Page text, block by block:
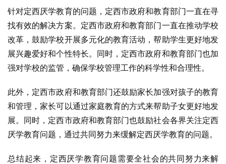
针对定西厌学教育的问题，定西市政府和教育部门一直在寻
找有效的解决方案。定西市政府和教育部门一直在推动学校
改革，鼓励学校开展多元化的教育活动，帮助学生更好地发
展兴趣爱好和个性特长。同时，定西市政府和教育部门也加
强对学校的监管，确保学校管理工作的科学性和合理性。
此外，定西市政府和教育部门还鼓励家长加强对孩子的教育
和管理，家长可以通过家庭教育的方式来帮助子女更好地发
展。同时，定西市政府和教育部门也鼓励社会各界关注定西
厌学教育问题，通过共同努力来缓解定西厌学教育的问题。
总结起来，定西厌学教育问题需要全社会的共同努力来解